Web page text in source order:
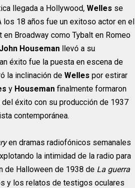
llegada a Hollywood, Welles se
los 18 años fue un exitoso actor en el
Broadway como Tybalt en Romeo
John Houseman llevó a su
éxito fue la puesta en escena de
la inclinación de Welles por estirar
y Houseman finalmente formaron
éxito con su producción de 1937
contemporánea.
en dramas radiofónicos semanales
la intimidad de la radio para
de Halloween de 1938 de La guerra
y los relatos de testigos oculares
Director
Fred Niblo